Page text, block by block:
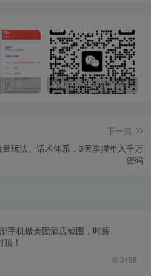
最新无广告水印课程资源 长期更新
下一篇
玩法、话术体系，3天掌握年入千万
密码
手机做美团酒店截图，时薪
！
3468